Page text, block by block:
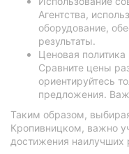
Агентства,
оборудование,
результаты.
Ценовая политика
Сравните цены
ориентируйтесь
предложения.
Таким образом,
Кропивницком, важно
достижения наилучших